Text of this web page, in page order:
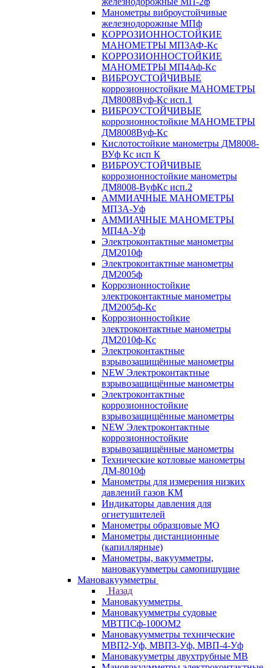
Манометры виброустойчивые
железнодорожные МПф
КОРРОЗИОННОСТОЙКИЕ
МАНОМЕТРЫ МП3АФ-Кс
КОРРОЗИОННОСТОЙКИЕ
МАНОМЕТРЫ МП4Аф-Кс
ВИБРОУСТОЙЧИВЫЕ
коррозионностойкие МАНОМЕТРЫ
ДМ8008Вуф-Кс исп.1
ВИБРОУСТОЙЧИВЫЕ
коррозионностойкие МАНОМЕТРЫ
ДМ8008Вуф-Кс
Кислотостойкие манометры ДМ8008-
ВУф Кс исп К
ВИБРОУСТОЙЧИВЫЕ
коррозионностойкие манометры
ДМ8008-ВуфКс исп.2
АММИАЧНЫЕ МАНОМЕТРЫ
МП3А-Уф
АММИАЧНЫЕ МАНОМЕТРЫ
МП4А-Уф
Электроконтактные манометры
ДМ2010ф
Электроконтактные манометры
ДМ2005ф
Коррозионностойкие
электроконтактные манометры
ДМ2005ф-Кс
Коррозионностойкие
электроконтактные манометры
ДМ2010ф-Кс
Электроконтактные
взрывозащищённые манометры
NEW Электроконтактные
взрывозащищённые манометры
Электроконтактные
коррозионностойкие
взрывозащищённые манометры
NEW Электроконтактные
коррозионностойкие
взрывозащищённые манометры
Технические котловые манометры
ДМ-8010ф
Манометры для измерения низких
давлений газов КМ
Индикаторы давления для
огнетушителей
Манометры образцовые МО
Манометры дистанционные
(капиллярные)
Манометры, вакуумметры,
мановакуумметры самопишущие
Мановакуумметры
Назад
Мановакуумметры
Мановакуумметры судовые
МВТПСф-100ОМ2
Мановакуумметры технические
МВП2-Уф, МВП3-Уф, МВП-4-Уф
Мановакууметры двухтрубные МВ